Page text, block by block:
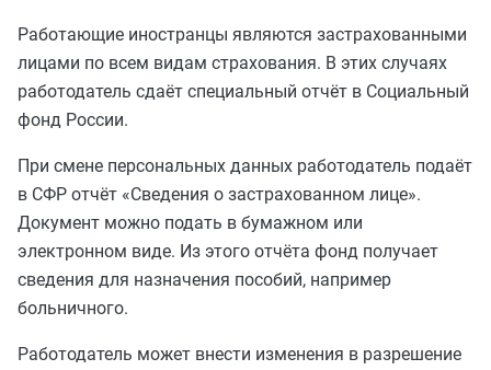
Работающие иностранцы являются застрахованными
лицами по всем видам страхования. В этих случаях
работодатель сдаёт специальный отчёт в Социальный
фонд России.
При смене персональных данных работодатель подаёт
в СФР отчёт «Сведения о застрахованном лице».
Документ можно подать в бумажном или
электронном виде. Из этого отчёта фонд получает
сведения для назначения пособий, например
больничного.
Работодатель может внести изменения в разрешение